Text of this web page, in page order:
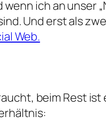
ich an unser
Und erst als
Web.
beim Rest